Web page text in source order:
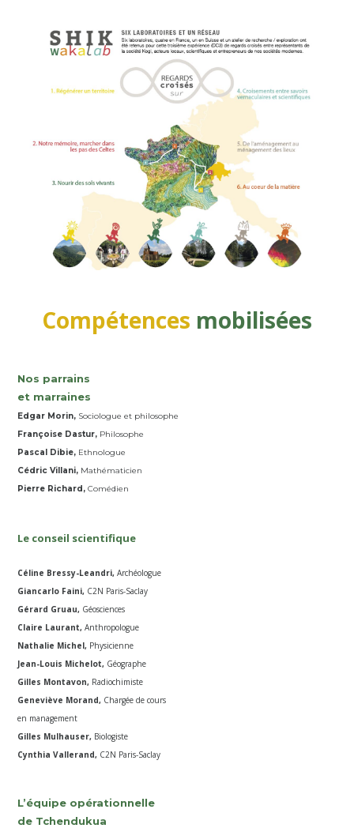
Compétences mobilisées
Nos parrains
et marraines
Edgar Morin, Sociologue et philosophe
Françoise Dastur, Philosophe
Pascal Dibie, Ethnologue
Cédric Villani, Mathématicien
Pierre Richard,Comédien
Le conseil scientifique
Céline Bressy-Leandri,Archéologue
Giancarlo Faini, C2N Paris-Saclay
Gérard Gruau, Géosciences
Claire Laurant,Anthropologue
Nathalie Michel, Physicienne
Jean-Louis Michelot, Géographe
Gilles Montavon, Radiochimiste
Geneviève Morand, Chargée de cours
en management
Gilles Mulhauser, Biologiste
Cynthia Vallerand, C2N Paris-Saclay
L’équipe opérationnelle
de Tchendukua